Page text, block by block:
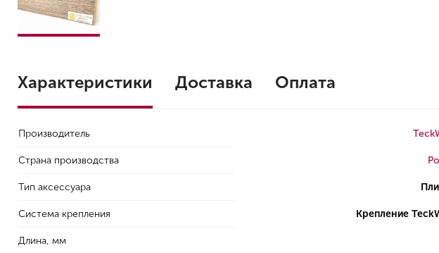
Характеристики Доставка Оплата
Производитель
Страна производства
Тип аксессуара
Система крепления Крепление
Длина, мм